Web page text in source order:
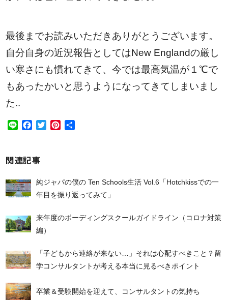
最後までお読みいただきありがとうございます。
自分自身の近況報告としてはNew Englandの厳し
い寒さにも慣れてきて、今では最高気温が１℃で
もあったかいと思うようになってきてしまいまし
た..
Line Facebook
TwitterPinterest
関連記事
純ジャパの僕の Ten Schools生活 Vol.6「Hotchkissでの一
年目を振り返ってみて」
来年度のボーディングスクールガイドライン（コロナ対策
編）
「子どもから連絡が来ない…」それは心配すべきこと？留
学コンサルタントが考える本当に見るべきポイント
卒業＆受験開始を迎えて、コンサルタントの気持ち